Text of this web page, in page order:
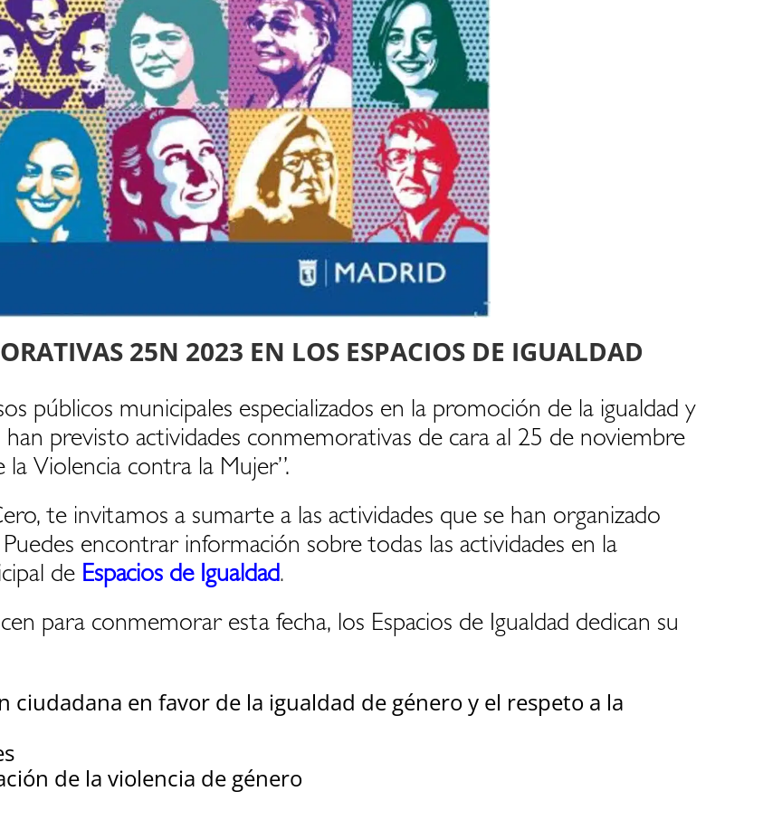
25N 2023 EN LOS ESPACIOS DE IGUALDAD
públicos municipales especializados en la promoción de la igualdad y
previsto actividades conmemorativas de cara al 25 de noviembre
la Violencia contra la Mujer”.
te invitamos a sumarte a las actividades que se han organizado
encontrar información sobre todas las actividades en la
de Espacios de Igualdad.
para conmemorar esta fecha, los Espacios de Igualdad dedican su
ciudadana en favor de la igualdad de género y el respeto a la
de la violencia de género